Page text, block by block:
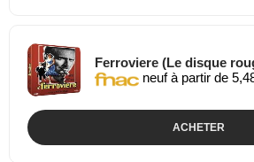
Ferroviere (Le disque
neuf à partir de
ACHETER